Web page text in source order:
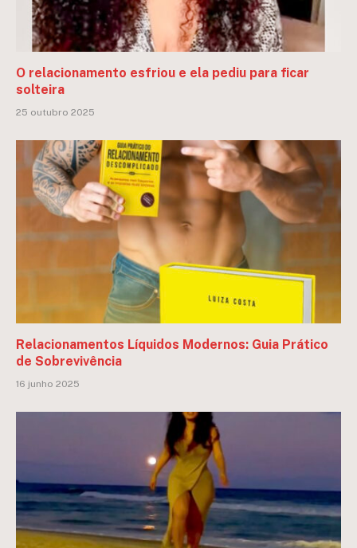
O relacionamento esfriou e ela pediu para ficar
solteira
25 outubro 2025
Relacionamentos Líquidos Modernos: Guia Prático
de Sobrevivência
16 junho 2025